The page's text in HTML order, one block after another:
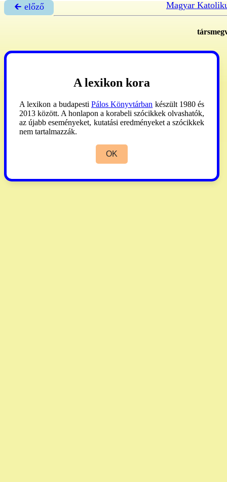
🡰 előző Magyar
A lexikon kora
A lexikon a budapesti Pálos Könyvtárban készült 1980 és
2013 között. A honlapon a korabeli szócikkek olvashatók,
az újabb eseményeket, kutatási eredményeket a szócikkek
nem tartalmazzák.
OK